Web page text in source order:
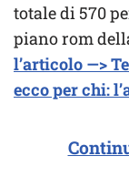
totale di 570
piano rom
l’articolo —>
ecco per chi: